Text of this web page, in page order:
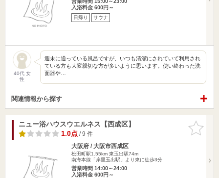
入浴料金 600円～
日帰り サウナ
40代 女
性
週末に通っている風呂ですが、いつも清潔にされていて利用され
ている方も大変親切な方が多いように思います。使い終わった洗
面器や…
関連情報から探す
お気に入
りに追加
ニュー浴ハウスウエルネス【西成区】
1.0点/ 9 件
大阪府 / 大阪市西成区
松田町駅1.55km 東玉出駅74m
南海本線「岸里玉出駅」より東に徒歩3分
営業時間 14:00～24:00
入浴料金 600円～